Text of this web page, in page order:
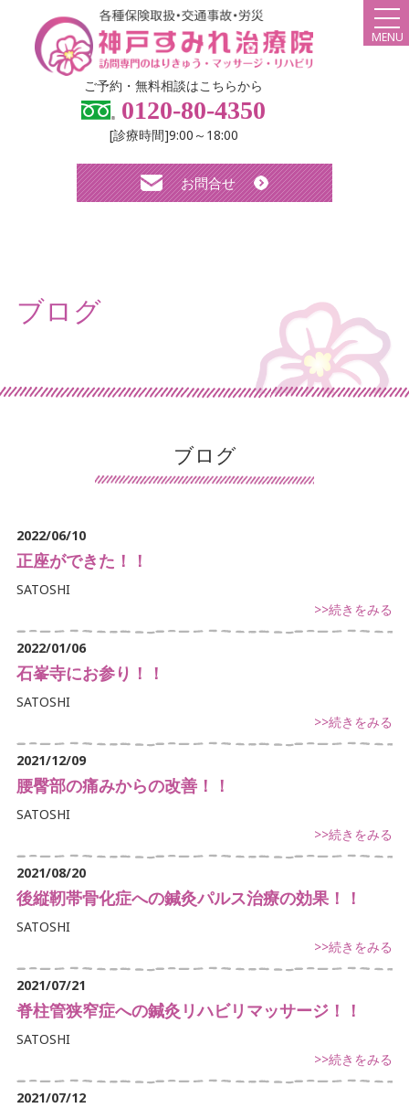
ご予約・無料相談はこちらから
0120-80-4350
[診療時間]9:00～18:00
お問合せ
MENU
弊社について
スタッフ紹介
診療メニュー・料金
求人について
ブログ
交通事故治療
鍼灸について
マッサージ・リハビリについて
デイサービスについて
訪問看護について
手足のしびれでお悩み
首・肩こりでお悩み
足の痛みでお悩み
体に痛みでお悩み
ブログ
ブログ
2022/06/10
正座ができた！！
SATOSHI
>>続きをみる
2022/01/06
石峯寺にお参り！！
SATOSHI
>>続きをみる
2021/12/09
腰臀部の痛みからの改善！！
SATOSHI
>>続きをみる
2021/08/20
後縦靭帯骨化症への鍼灸パルス治療の効果！！
SATOSHI
>>続きをみる
2021/07/21
脊柱管狭窄症への鍼灸リハビリマッサージ！！
SATOSHI
>>続きをみる
2021/07/12